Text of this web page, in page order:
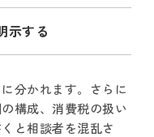
示する
分かれます。さらに
構成、消費税の扱い
と相談者を混乱さ